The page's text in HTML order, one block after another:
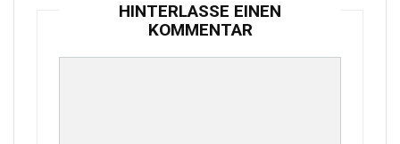
HINTERLASSE EINEN
KOMMENTAR